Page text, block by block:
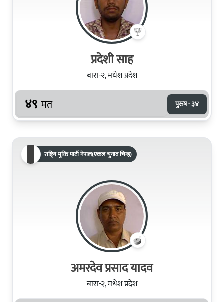
प्रदेशी साह
बारा-२, मधेश प्रदेश
४९ मत पुरुष · ३४
राष्ट्रिय मुक्ति पार्टी नेपाल(एकल चुनाव चिन्ह)
अमरदेव प्रसाद यादव
बारा-२, मधेश प्रदेश